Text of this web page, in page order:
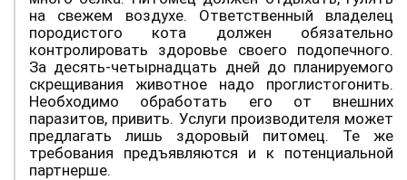
на свежем воздухе. Ответственный владелец
породистого кота должен обязательно
контролировать здоровье своего подопечного.
За десять-четырнадцать дней до планируемого
скрещивания животное надо проглистогонить.
Необходимо обработать его от внешних
паразитов, привить. Услуги производителя может
предлагать лишь здоровый питомец. Те же
требования предъявляются и к потенциальной
партнерше.